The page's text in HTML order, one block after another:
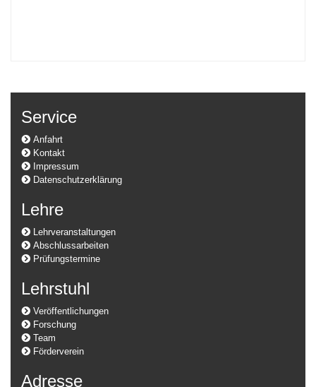
Service
Anfahrt
Kontakt
Impressum
Datenschutzerklärung
Lehre
Lehrveranstaltungen
Abschlussarbeiten
Prüfungstermine
Lehrstuhl
Veröffentlichungen
Forschung
Team
Förderverein
Adresse